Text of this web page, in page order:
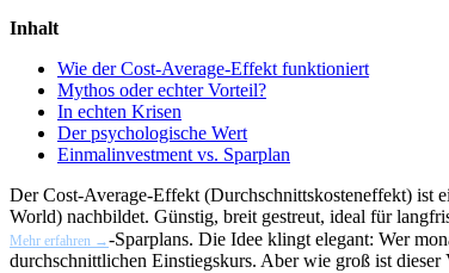
Inhalt
Wie der Cost-Average-Effekt funktioniert
Mythos oder echter Vorteil?
In echten Krisen
Der psychologische Wert
Einmalinvestment vs. Sparplan
Der Cost-Average-Effekt (Durchschnittskosteneffekt) ist
World) nachbildet. Günstig, breit gestreut, ideal für
Mehr erfahren →-Sparplans. Die Idee klingt elegant: Wer
durchschnittlichen Einstiegskurs. Aber wie groß ist